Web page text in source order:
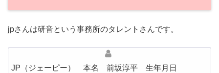
jpさんは研音という事務所のタレントさんです。
JP（ジェーピー） 本名 前坂淳平 生年月日